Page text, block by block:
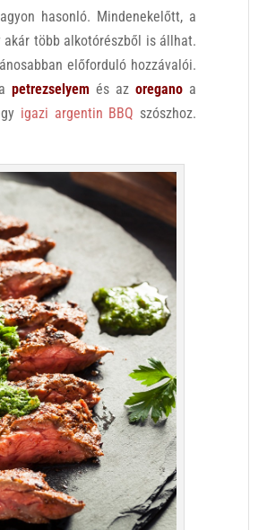
hasonló. Mindenekelőtt, a
akár több alkotórészből is állhat.
előforduló hozzávalói.
apetrezselyem és azoregano a
igazi argentin BBQ szószhoz.